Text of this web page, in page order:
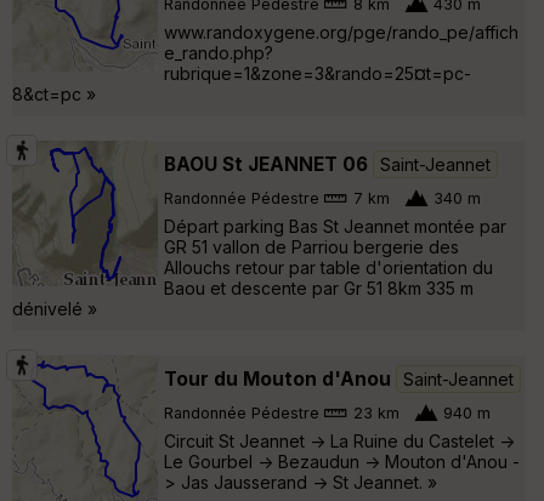
Randonnée Pédestre 8 km 430 m
www.randoxygene.org/pge/rando_pe/affich
e_rando.php?
rubrique=1&zone=3&rando=25¤t=pc-
8&ct=pc »
BAOU St JEANNET 06 Saint-Jeannet
Randonnée Pédestre 7 km 340 m
Départ parking Bas St Jeannet montée par
GR 51 vallon de Parriou bergerie des
Allouchs retour par table d'orientation du
Baou et descente par Gr 51 8km 335 m
dénivelé »
Tour du Mouton d'Anou Saint-Jeannet
Randonnée Pédestre 23 km 940 m
Circuit St Jeannet -> La Ruine du Castelet ->
Le Gourbel -> Bezaudun -> Mouton d'Anou -
> Jas Jausserand -> St Jeannet. »